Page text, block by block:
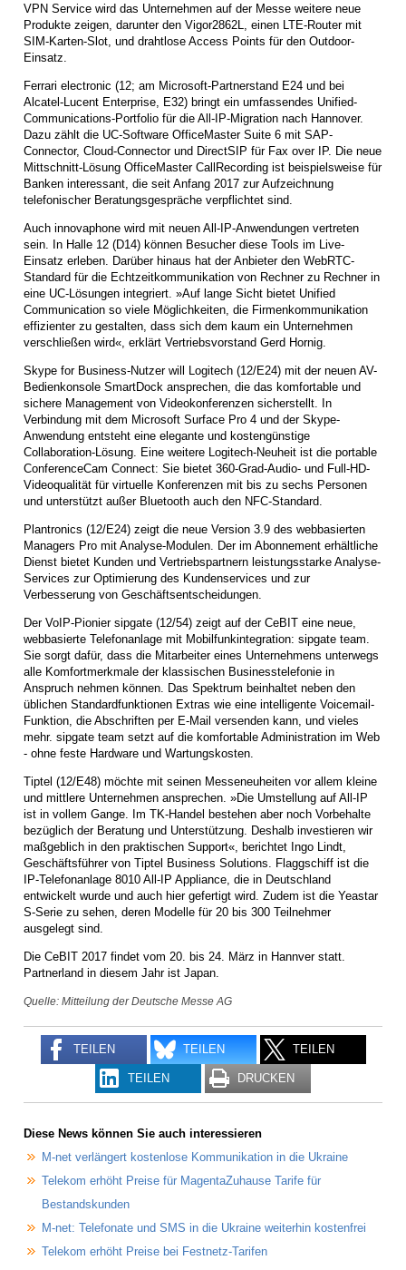
VPN Service wird das Unternehmen auf der Messe weitere neue
Produkte zeigen, darunter den Vigor2862L, einen LTE-Router mit
SIM-Karten-Slot, und drahtlose Access Points für den Outdoor-
Einsatz.
Ferrari electronic (12; am Microsoft-Partnerstand E24 und bei
Alcatel-Lucent Enterprise, E32) bringt ein umfassendes Unified-
Communications-Portfolio für die All-IP-Migration nach Hannover.
Dazu zählt die UC-Software OfficeMaster Suite 6 mit SAP-
Connector, Cloud-Connector und DirectSIP für Fax over IP. Die neue
Mittschnitt-Lösung OfficeMaster CallRecording ist beispielsweise für
Banken interessant, die seit Anfang 2017 zur Aufzeichnung
telefonischer Beratungsgespräche verpflichtet sind.
Auch innovaphone wird mit neuen All-IP-Anwendungen vertreten
sein. In Halle 12 (D14) können Besucher diese Tools im Live-
Einsatz erleben. Darüber hinaus hat der Anbieter den WebRTC-
Standard für die Echtzeitkommunikation von Rechner zu Rechner in
eine UC-Lösungen integriert. »Auf lange Sicht bietet Unified
Communication so viele Möglichkeiten, die Firmenkommunikation
effizienter zu gestalten, dass sich dem kaum ein Unternehmen
verschließen wird«, erklärt Vertriebsvorstand Gerd Hornig.
Skype for Business-Nutzer will Logitech (12/E24) mit der neuen AV-
Bedienkonsole SmartDock ansprechen, die das komfortable und
sichere Management von Videokonferenzen sicherstellt. In
Verbindung mit dem Microsoft Surface Pro 4 und der Skype-
Anwendung entsteht eine elegante und kostengünstige
Collaboration-Lösung. Eine weitere Logitech-Neuheit ist die portable
ConferenceCam Connect: Sie bietet 360-Grad-Audio- und Full-HD-
Videoqualität für virtuelle Konferenzen mit bis zu sechs Personen
und unterstützt außer Bluetooth auch den NFC-Standard.
Plantronics (12/E24) zeigt die neue Version 3.9 des webbasierten
Managers Pro mit Analyse-Modulen. Der im Abonnement erhältliche
Dienst bietet Kunden und Vertriebspartnern leistungsstarke Analyse-
Services zur Optimierung des Kundenservices und zur
Verbesserung von Geschäftsentscheidungen.
Der VoIP-Pionier sipgate (12/54) zeigt auf der CeBIT eine neue,
webbasierte Telefonanlage mit Mobilfunkintegration: sipgate team.
Sie sorgt dafür, dass die Mitarbeiter eines Unternehmens unterwegs
alle Komfortmerkmale der klassischen Businesstelefonie in
Anspruch nehmen können. Das Spektrum beinhaltet neben den
üblichen Standardfunktionen Extras wie eine intelligente Voicemail-
Funktion, die Abschriften per E-Mail versenden kann, und vieles
mehr. sipgate team setzt auf die komfortable Administration im Web
- ohne feste Hardware und Wartungskosten.
Tiptel (12/E48) möchte mit seinen Messeneuheiten vor allem kleine
und mittlere Unternehmen ansprechen. »Die Umstellung auf All-IP
ist in vollem Gange. Im TK-Handel bestehen aber noch Vorbehalte
bezüglich der Beratung und Unterstützung. Deshalb investieren wir
maßgeblich in den praktischen Support«, berichtet Ingo Lindt,
Geschäftsführer von Tiptel Business Solutions. Flaggschiff ist die
IP-Telefonanlage 8010 All-IP Appliance, die in Deutschland
entwickelt wurde und auch hier gefertigt wird. Zudem ist die Yeastar
S-Serie zu sehen, deren Modelle für 20 bis 300 Teilnehmer
ausgelegt sind.
Die CeBIT 2017 findet vom 20. bis 24. März in Hannver statt.
Partnerland in diesem Jahr ist Japan.
Quelle: Mitteilung der Deutsche Messe AG
TEILEN TEILEN TEILEN
TEILEN DRUCKEN
Diese News können Sie auch interessieren
M-net verlängert kostenlose Kommunikation in die Ukraine
Telekom erhöht Preise für MagentaZuhause Tarife für
Bestandskunden
M-net: Telefonate und SMS in die Ukraine weiterhin kostenfrei
Telekom erhöht Preise bei Festnetz-Tarifen